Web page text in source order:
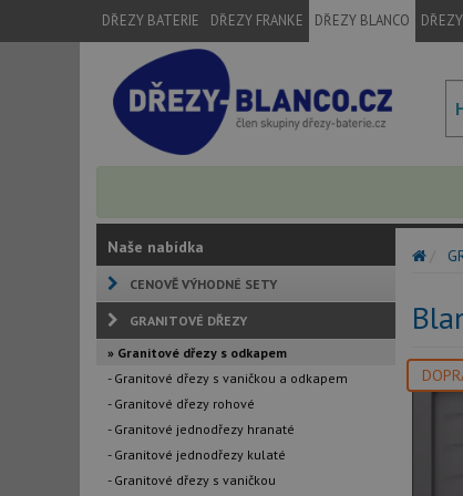
DŘEZY BATERIE DŘEZY FRANKE DŘEZY BLANCO
Naše nabídka
CENOVĚ VÝHODNÉ SETY
GRANITOVÉ DŘEZY
» Granitové dřezy s odkapem
- Granitové dřezy s vaničkou a odkapem
- Granitové dřezy rohové
- Granitové jednodřezy hranaté
- Granitové jednodřezy kulaté
- Granitové dřezy s vaničkou